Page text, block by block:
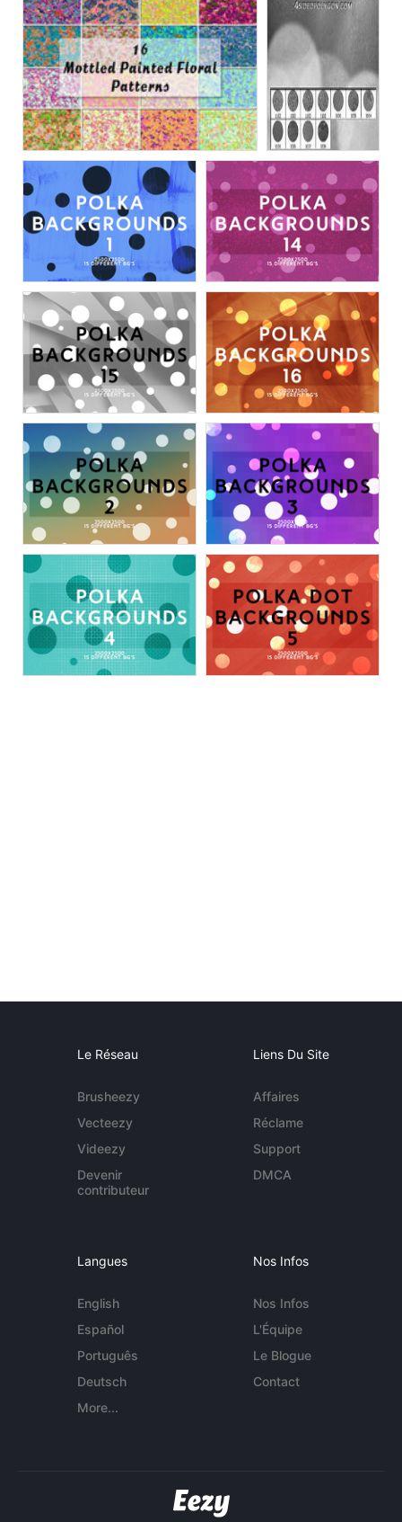
Le Réseau
Brusheezy
Vecteezy
Videezy
Devenir
contributeur
Liens Du Site
Affaires
Réclame
Support
DMCA
Langues
English
Español
Português
Deutsch
More...
Nos Infos
Nos Infos
L'Équipe
Le Blogue
Contact